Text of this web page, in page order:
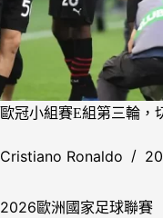
歐冠小組賽E組第三輪
Cristiano Ronaldo
2026歐洲國家足球聯賽